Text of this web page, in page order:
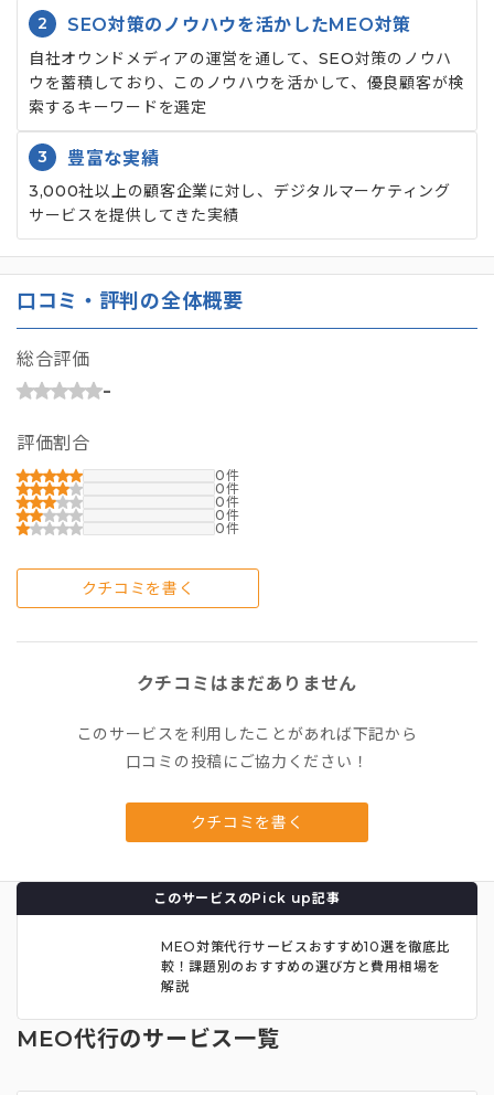
2 SEO対策のノウハウを活かしたMEO対策
自社オウンドメディアの運営を通して、SEO対策のノウハ
ウを蓄積しており、このノウハウを活かして、優良顧客が検
索するキーワードを選定
3 豊富な実績
3,000社以上の顧客企業に対し、デジタルマーケティング
サービスを提供してきた実績
口コミ・評判の全体概要
総合評価
-
評価割合
0
0
0
0
0
クチコミを書く
クチコミはまだありません
このサービスを利用したことがあれば下記から
口コミの投稿にご協力ください！
クチコミを書く
このサービスのPick up記事
MEO対策代行サービスおすすめ10選を徹底比
較！課題別のおすすめの選び方と費用相場を
解説
MEO代行のサービス一覧